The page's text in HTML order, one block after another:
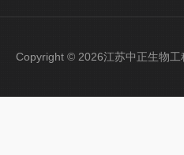
Copyright © 2026江苏中正生物